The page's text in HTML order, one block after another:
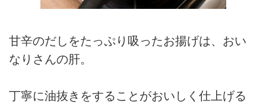
甘辛のだしをたっぷり吸ったお揚げは、おい
なりさんの肝。
丁寧に油抜きをすることがおいしく仕上げる